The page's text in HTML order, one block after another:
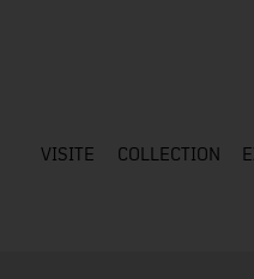
VISITE COLLECTION